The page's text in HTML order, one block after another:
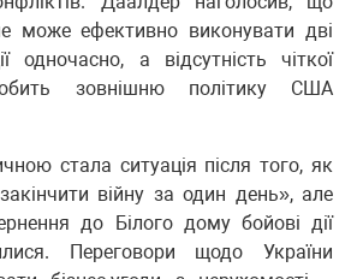
може ефективно виконувати дві
одночасно, а відсутність чіткої
зовнішню політику США
стала ситуація після того, як
війну за один день», але
до Білого дому бойові дії
Переговори щодо України